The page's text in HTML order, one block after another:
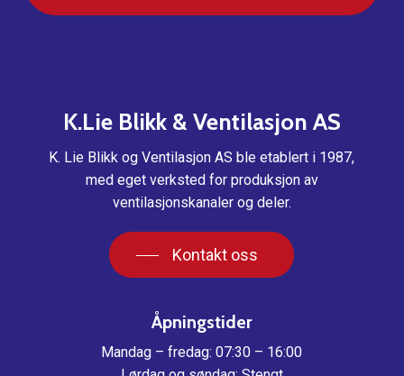
K.Lie Blikk &Ventilasjon AS
K. Lie Blikk og Ventilasjon AS ble etablert i 1987,
med eget verksted for produksjon av
ventilasjonskanaler og deler.
Kontakt oss
Åpningstider
Mandag – fredag: 07:30 – 16:00